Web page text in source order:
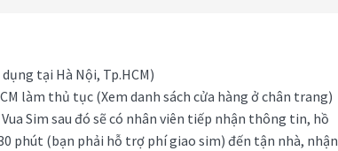
tại Hà Nội, Tp.HCM)
làm thủ tục (Xem danh sách cửa hàng ở chân trang)
Sim sau đó sẽ có nhân viên tiếp nhận thông tin, hồ
phút (bạn phải hỗ trợ phí giao sim) đến tận nhà, nhận